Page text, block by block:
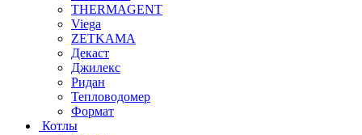
THERMAGENT
Viega
ZETKAMA
Декаст
Джилекс
Ридан
Тепловодомер
Формат
Котлы